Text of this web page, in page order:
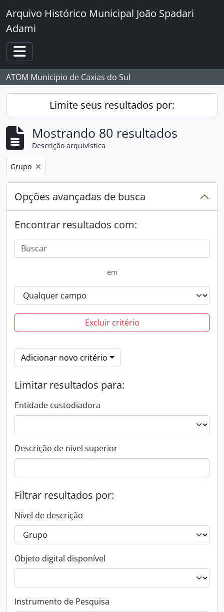
Skip to main content
Arquivo Histórico Municipal João Spadari
Adami
Toggle navigation
ATOM Municipio de Caxias do Sul
Limite seus resultados por:
Mostrando 80 resultados
Descrição arquivística
Remover filtro:
Grupo
Opções avançadas de busca
Encontrar resultados com:
em
Excluir critério
Adicionar novo critério
Limitar resultados para:
Entidade custodiadora
Descrição de nível superior
Filtrar resultados por:
Nível de descrição
Objeto digital disponível
Instrumento de Pesquisa